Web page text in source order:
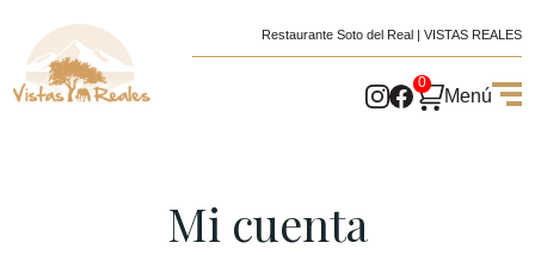
Restaurante Soto del Real | VISTAS REALES
0
Menú
Mi cuenta